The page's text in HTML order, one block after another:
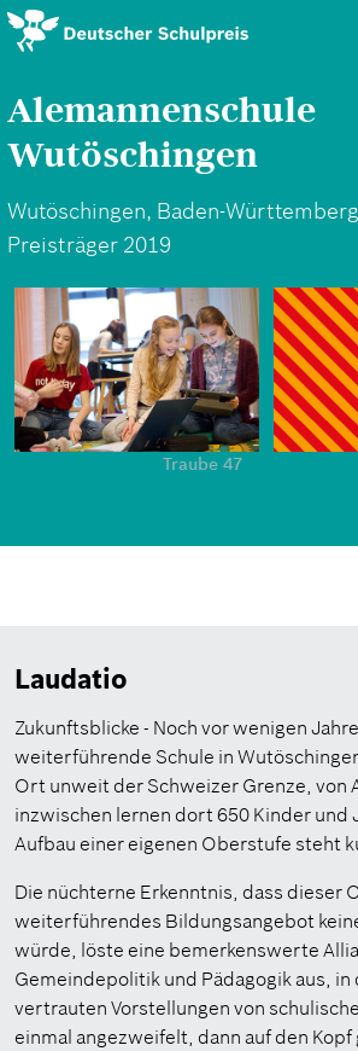
Direkt
zum
Alemannenschule
Wutöschingen
Wutöschingen, Baden-Württemberg
Preisträger 2019
Traube 47
Laudatio
Zukunftsblicke - Noch vor wenigen
weiterführende Schule in
Ort unweit der Schweizer Grenze, von
inzwischen lernen dort 650 Kinder und
Aufbau einer eigenen Oberstufe steht
Die nüchterne Erkenntnis, dass dieser
weiterführendes Bildungsangebot
würde, löste eine bemerkenswerte
Gemeindepolitik und Pädagogik aus, in
vertrauten Vorstellungen von
einmal angezweifelt, dann auf den